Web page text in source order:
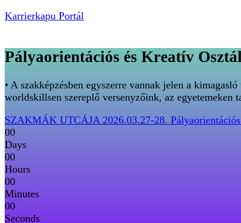
Karrierkapu Portál
Pályaorientációs és Kreatív
• A szakképzésben egyszerre vannak jelen a
worldskillsen szereplő versenyzőink, az egyetemeken
SZAKMÁK UTCÁJA 2026.03.27-28.
00
Days
00
Hours
00
Minutes
00
Seconds